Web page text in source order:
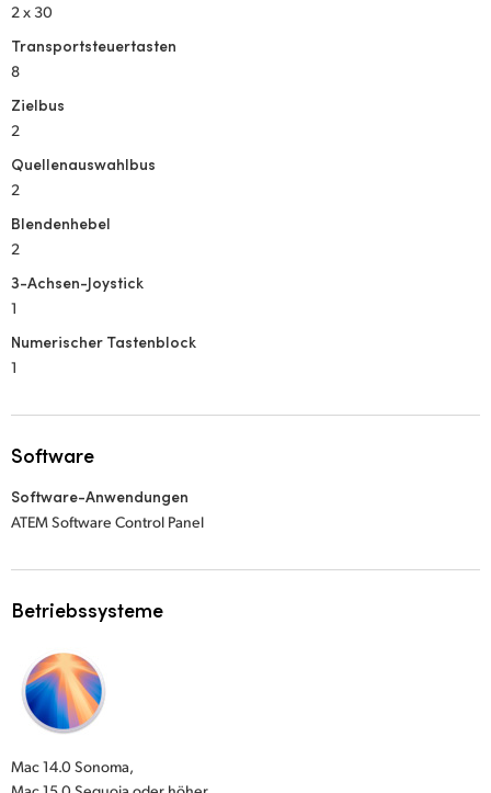
2 x 30
Transportsteuertasten
8
Zielbus
2
Quellenauswahlbus
2
Blendenhebel
2
3-Achsen-Joystick
1
Numerischer Tastenblock
1
Software
Software-Anwendungen
ATEM Software Control Panel
Betriebssysteme
Mac 14.0 Sonoma,